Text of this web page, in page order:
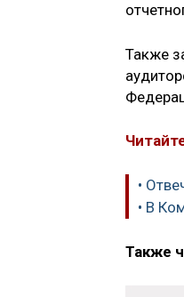
Также
•
• В
Также